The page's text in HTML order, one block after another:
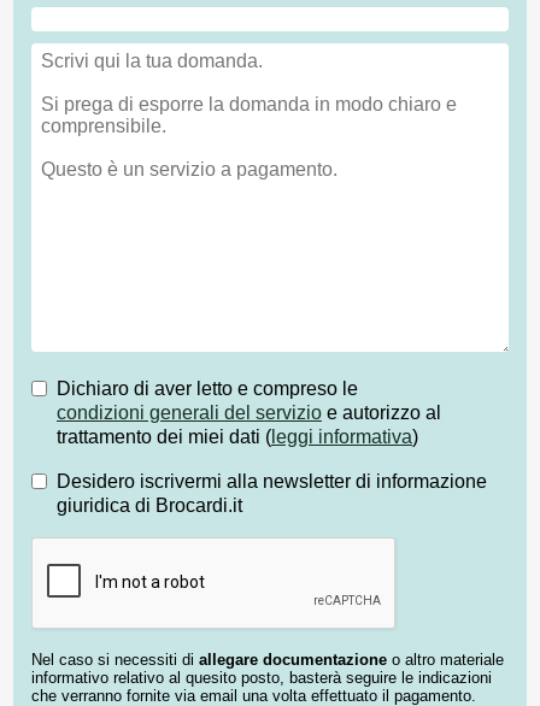
Dichiaro di aver letto e compreso le
condizioni generali del servizio e autorizzo al
trattamento dei miei dati ( leggi informativa)
Desidero iscrivermi alla newsletter di informazione
giuridica di Brocardi.it
Nel caso si necessiti di allegare documentazione o altro materiale
informativo relativo al quesito posto, basterà seguire le indicazioni
che verranno fornite via email una volta effettuato il pagamento.